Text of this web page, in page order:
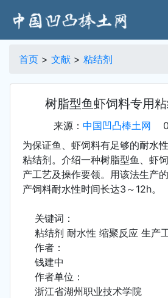
首页 > 文献 > 粘结剂
树脂型鱼虾饲料专用
来源： 中国凹凸棒土网
为保证鱼、虾饲料有足够的耐水
粘结剂。介绍一种树脂型鱼、虾
产工艺及操作要领。用该法生产
产饲料耐水性时间长达3～12h。
关键词：
粘结剂 耐水性 缩聚反应 生产
作者：
钱建中
作者单位：
浙江省湖州职业技术学院